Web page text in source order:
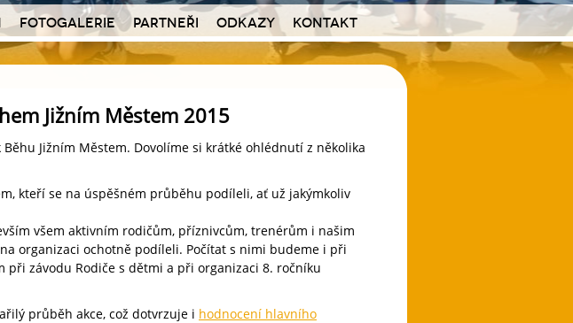
Fotogalerie Partneři Odkazy Kontakt
Jižním Městem 2015
Jižním Městem. Dovolíme si krátké ohlédnutí z několika
kteří se na úspěšném průběhu podíleli, ať už jakýmkoliv
všem aktivním rodičům, příznivcům, trenérům i našim
organizaci ochotně podíleli. Počítat s nimi budeme i při
při závodu Rodiče s dětmi a při organizaci 8. ročníku
průběh akce, což dotvrzuje i hodnocení hlavního